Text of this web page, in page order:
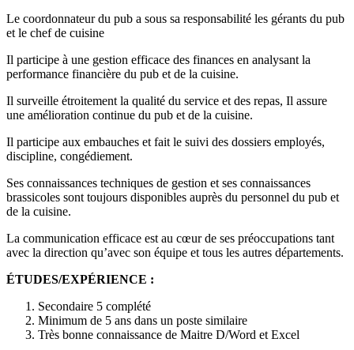
Le coordonnateur du pub a sous sa responsabilité les gérants du pub
et le chef de cuisine
Il participe à une gestion efficace des finances en analysant la
performance financière du pub et de la cuisine.
Il surveille étroitement la qualité du service et des repas, Il assure
une amélioration continue du pub et de la cuisine.
Il participe aux embauches et fait le suivi des dossiers employés,
discipline, congédiement.
Ses connaissances techniques de gestion et ses connaissances
brassicoles sont toujours disponibles auprès du personnel du pub et
de la cuisine.
La communication efficace est au cœur de ses préoccupations tant
avec la direction qu’avec son équipe et tous les autres départements.
ÉTUDES/EXPÉRIENCE :
Secondaire 5 complété
Minimum de 5 ans dans un poste similaire
Très bonne connaissance de Maitre D/Word et Excel